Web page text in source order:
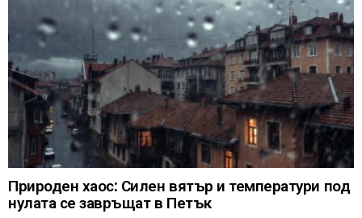
Природен хаос: Силен вятър и температури под
нулата се завръщат в Петък